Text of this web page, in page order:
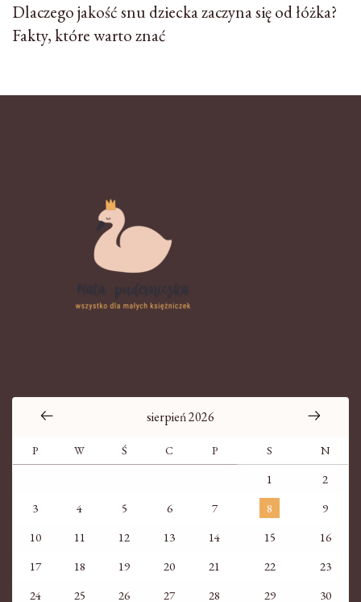
Dlaczego jakość snu dziecka zaczyna się od łóżka?
Fakty, które warto znać
sierpień 2026
P W Ś C P S N
1
2
3
4 5 6 7 8
9
10
11 12 13 14 15
16
17
18 19 20 21 22
23
24
25 26 27 28 29 30